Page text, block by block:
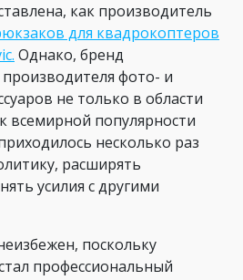
как производитель
для квадрокоптеров
Однако, бренд
фото- и
не только в области
всемирной популярности
несколько раз
расширять
усилия с другими
поскольку
профессиональный